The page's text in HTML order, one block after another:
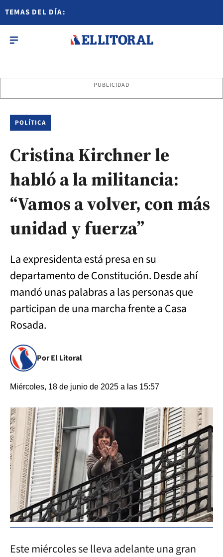
TEMAS DEL DÍA:
PUBLICIDAD
POLÍTICA
Cristina Kirchner le
habló a la militancia:
“Vamos a volver, con más
unidad y fuerza”
La expresidenta está presa en su
departamento de Constitución. Desde ahí
mandó unas palabras a las personas que
participan de una marcha frente a Casa
Rosada.
Por El Litoral
Miércoles, 18 de junio de 2025 a las 15:57
Este miércoles se lleva adelante una gran